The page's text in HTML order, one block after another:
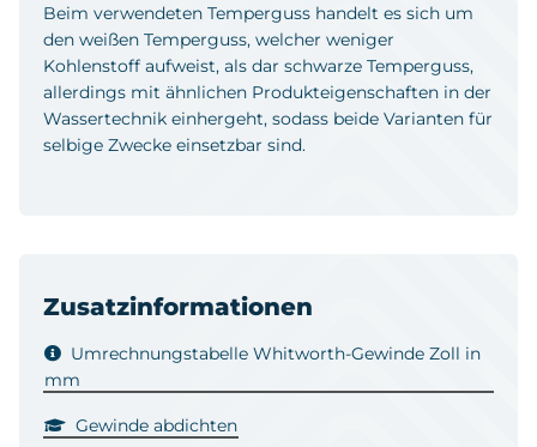
Beim verwendeten Temperguss handelt es sich um
den weißen Temperguss, welcher weniger
Kohlenstoff aufweist, als dar schwarze Temperguss,
allerdings mit ähnlichen Produkteigenschaften in der
Wassertechnik einhergeht, sodass beide Varianten für
selbige Zwecke einsetzbar sind.
Zusatzinformationen
Umrechnungstabelle Whitworth-Gewinde Zoll in
mm
Gewinde abdichten